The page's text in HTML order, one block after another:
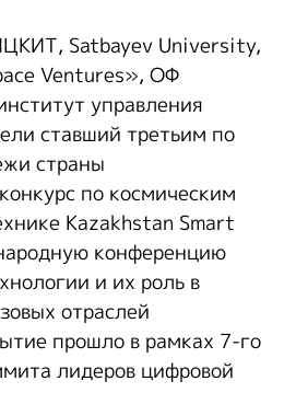
Satbayev University,
Ventures», ОФ
управления
ставший третьим по
страны
по космическим
Kazakhstan Smart
конференцию
и их роль в
отраслей
прошло в рамках 7-го
лидеров цифровой